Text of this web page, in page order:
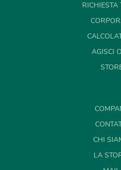
RICHIESTA
AGISCI
CHI
LA